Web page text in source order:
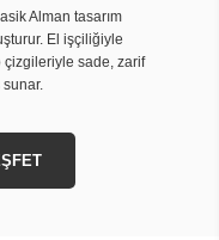
Alman tasarım
El işçiliğiyle
çizgileriyle sade, zarif